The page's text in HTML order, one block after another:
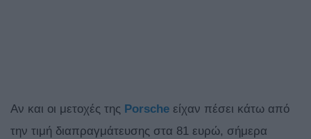
Αν και οι μετοχές της Porsche είχαν πέσει κάτω από
την τιμή διαπραγμάτευσης στα 81 ευρώ, σήμερα